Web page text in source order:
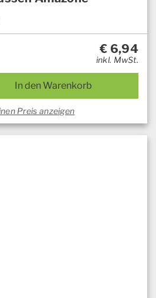
€ 6,94
inkl. MwSt.
In den Warenkorb
Preis anzeigen